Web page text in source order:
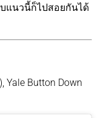
แนวนี้ก็ไปสอยกันได้
Yale Button Down